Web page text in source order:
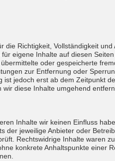
Richtigkeit, Vollständigkeit
eigene Inhalte auf diesen
oder gespeicherte
zur Entfernung oder
jedoch erst ab dem Zeitpunkt
diese Inhalte umgehend
Inhalte wir keinen Einfluss
jeweilige Anbieter oder
Rechtswidrige Inhalte waren
konkrete Anhaltspunkte einer